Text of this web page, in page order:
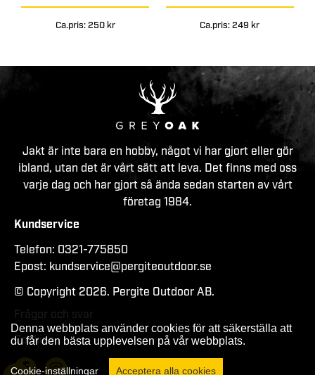
Denna webbplats använder cookies för att säkerställa att
du får den bästa upplevelsen på vår webbplats.
Cookie-inställningar Acceptera alla cookies
Ca.pris: 250 kr Ca.pris: 249 kr
Kundservice
Telefon: 0321-775850
Epost: kundservice@pergiteoutdoor.se
© Copyright 2026. Pergite Outdoor AB.
Jakt är inte bara en hobby, något vi har gjort eller gör
ibland, utan det är vårt sätt att leva. Det finns med oss
varje dag och har gjort så ända sedan starten av vårt
företag 1984.
Frågor och svar
Cookies